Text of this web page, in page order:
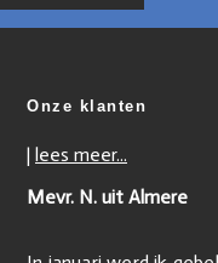
Onze klanten
| lees meer...
Mevr. N. uit Almere